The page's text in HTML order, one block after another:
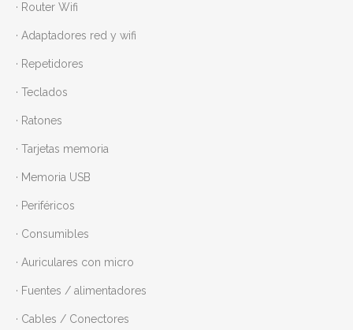
· Router Wifi
· Adaptadores red y wifi
· Repetidores
· Teclados
· Ratones
· Tarjetas memoria
· Memoria USB
· Periféricos
· Consumibles
· Auriculares con micro
· Fuentes / alimentadores
· Cables / Conectores